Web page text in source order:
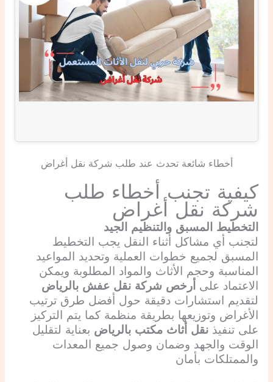
أخطاء شائعة تحدث عند طلب شركة نقل أغراض
كيفية تجنب أخطاء طلب
شركة نقل أغراض
التخطيط المسبق والتنظيم الجيد
لتجنب أي مشاكل أثناء النقل يجب التخطيط
المسبق لجميع خطوات العملية وتحديد المواعيد
المناسبة وحجم الأثاث والمواد المطلوبة ويمكن
الاعتماد على أرخص شركة نقل عفش بالرياض
لتقديم استشارات دقيقة حول أفضل طرق ترتيب
الأغراض وتوزيعها بطريقة منظمة كما يتم التركيز
على تنفيذ نقل أثاث مكتب بالرياض بعناية لتقليل
الوقت والجهد وضمان وصول جميع المعدات
والممتلكات بأمان